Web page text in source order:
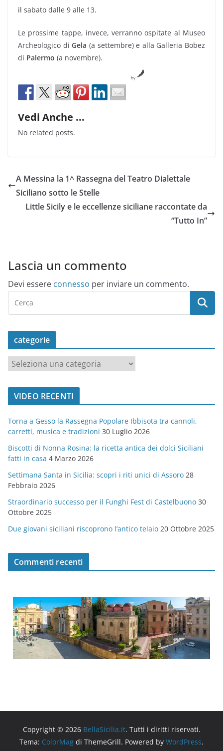
il sabato dalle 9 alle 13.
Le prossime tappe, invece, verranno ospitate al Museo
Archeologico diGela (a settembre) e alla Galleria Bobez
di Palermo (a novembre).
by
Vedi Anche ...
No related posts.
A Messina la 1^ Rassegna del Teatro Dialettale
Siciliano sotto le Stelle
Little Sicily e le eccellenze siciliane raccontate da
“Tutto In”
Lascia un commento
Devi essere connesso per inviare un commento.
categorie
t
o
r
i
e
VIDEO RECENTI
Torna a Gesso la Rassegna Popolare Ibbisota tra cannoli,
carretti, musica e tradizioni 30 Luglio 2026
Biscotti di Nonna Rosina: la ricetta antica dei dolci Siciliani
fatti in casa 4 Marzo 2026
Settimana Santa in Sicilia: scopri i riti unici di Assoro 28
Febbraio 2026
Straordinario successo per il Funghi Fest di Castelbuono 30
Ottobre 2025
Due giovani siciliani riscoprono l’antico telaio 20 Ottobre 2025
Commenti recenti
Copyright © 2026 BellaSicilia.it. Tutti i diritti riservati.
Tema: ColorMag di ThemeGrill. Powered by WordPress.